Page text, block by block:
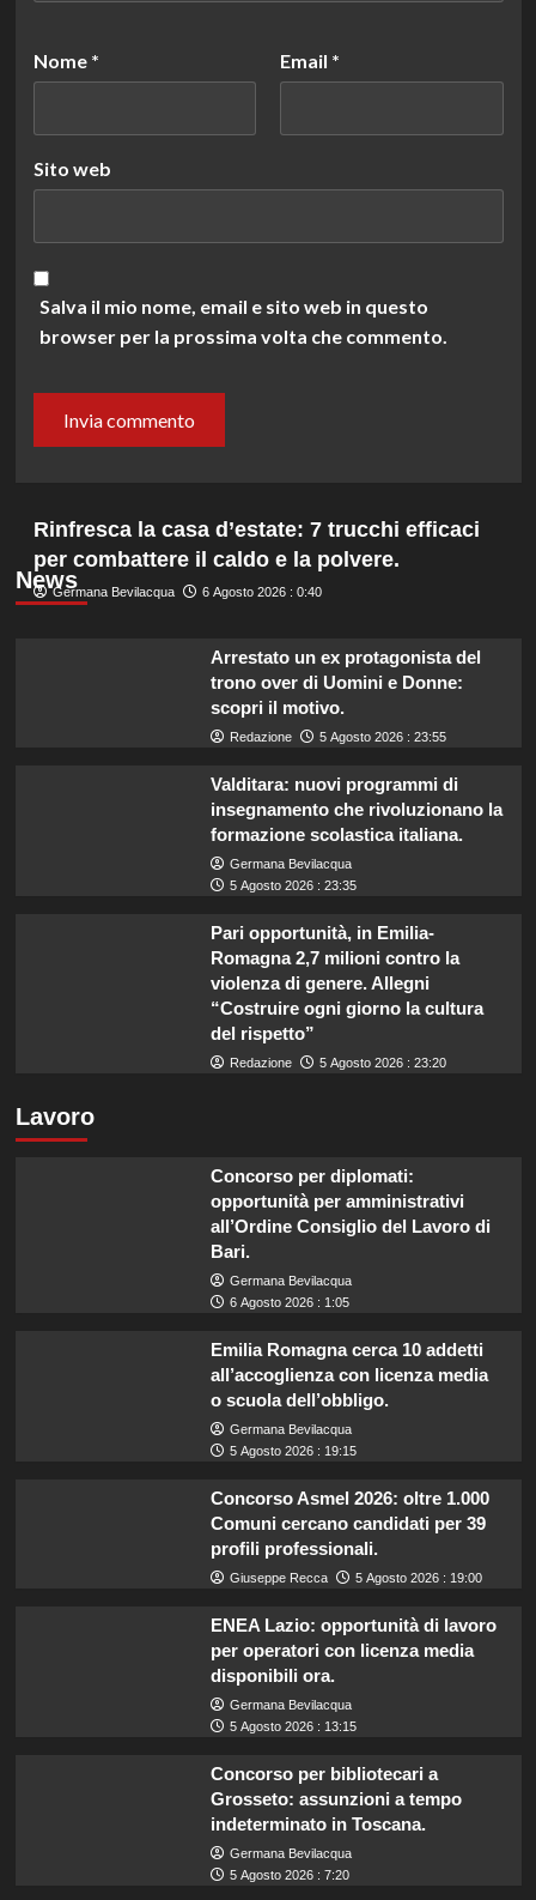
Nome * Email *
Sito web
Salva il mio nome, email e sito web in questo
browser per la prossima volta che commento.
News
Rinfresca la casa d’estate: 7 trucchi efficaci
per combattere il caldo e la polvere.
Germana Bevilacqua 6 Agosto 2026 : 0:40
Arrestato un ex protagonista del
trono over di Uomini e Donne:
scopri il motivo.
Redazione 5 Agosto 2026 : 23:55
Valditara: nuovi programmi di
insegnamento che rivoluzionano la
formazione scolastica italiana.
Germana Bevilacqua
5 Agosto 2026 : 23:35
Pari opportunità, in Emilia-
Romagna 2,7 milioni contro la
violenza di genere. Allegni
“Costruire ogni giorno la cultura
del rispetto”
Redazione 5 Agosto 2026 : 23:20
Lavoro
Concorso per diplomati:
opportunità per amministrativi
all’Ordine Consiglio del Lavoro di
Bari.
Germana Bevilacqua
6 Agosto 2026 : 1:05
Emilia Romagna cerca 10 addetti
all’accoglienza con licenza media
o scuola dell’obbligo.
Germana Bevilacqua
5 Agosto 2026 : 19:15
Concorso Asmel 2026: oltre 1.000
Comuni cercano candidati per 39
profili professionali.
Giuseppe Recca 5 Agosto 2026 : 19:00
ENEA Lazio: opportunità di lavoro
per operatori con licenza media
disponibili ora.
Germana Bevilacqua
5 Agosto 2026 : 13:15
Concorso per bibliotecari a
Grosseto: assunzioni a tempo
indeterminato in Toscana.
Germana Bevilacqua
5 Agosto 2026 : 7:20